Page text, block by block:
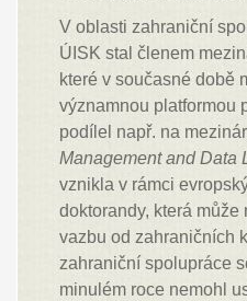
V oblasti zahraniční
ÚISK stal členem
které v současné době
významnou platformou
podílel např. na
Management and Data
vznikla v rámci
doktorandy, která
vazbu od zahraničních
zahraniční spolupráce
minulém roce nemohl